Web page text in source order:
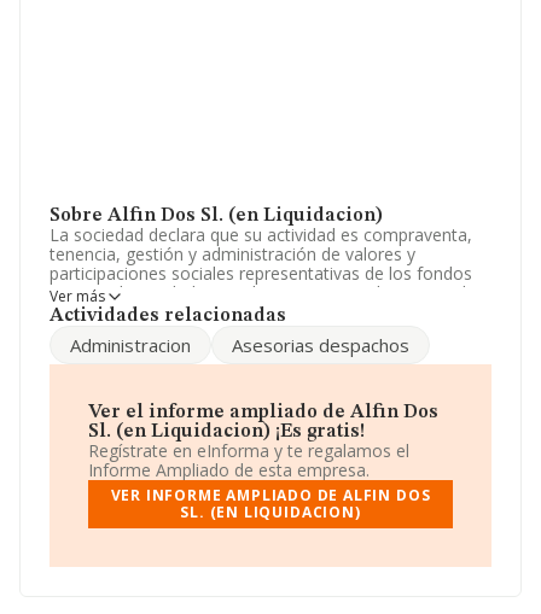
Sobre Alfin Dos Sl. (en Liquidacion)
La sociedad declara que su actividad es compraventa,
tenencia, gestión y administración de valores y
participaciones sociales representativas de los fondos
propios de entidades residentes y no residentes en el
territorio español excepto inst.de inv.colectiva,. La
Sociedad Limitada. Tiene CNAE: 6421 - '%cnae%'. La
sociedad no tiene actividad en mercados exteriores.
La plantilla ha crecido un 200% y atendiendo a los datos
disponibles en INFORMA, ese número ha estado por
encima de la media de sector.
La empresa españolaAlfin Dos S.L. (en Liquidacion)
con CIF B63477095, tiene su domicilio social
establecido en Carretera Sant Llorenç Savall-llinars Km
Cataluña.
Ver más
Actividades relacionadas
Administracion Asesorias despachos
Ver el informe ampliado de Alfin Dos
Sl. (en Liquidacion) ¡Es gratis!
Regístrate en eInforma y te regalamos el
Informe Ampliado de esta empresa.
VER INFORME AMPLIADO DE ALFIN DOS
SL. (EN LIQUIDACION)